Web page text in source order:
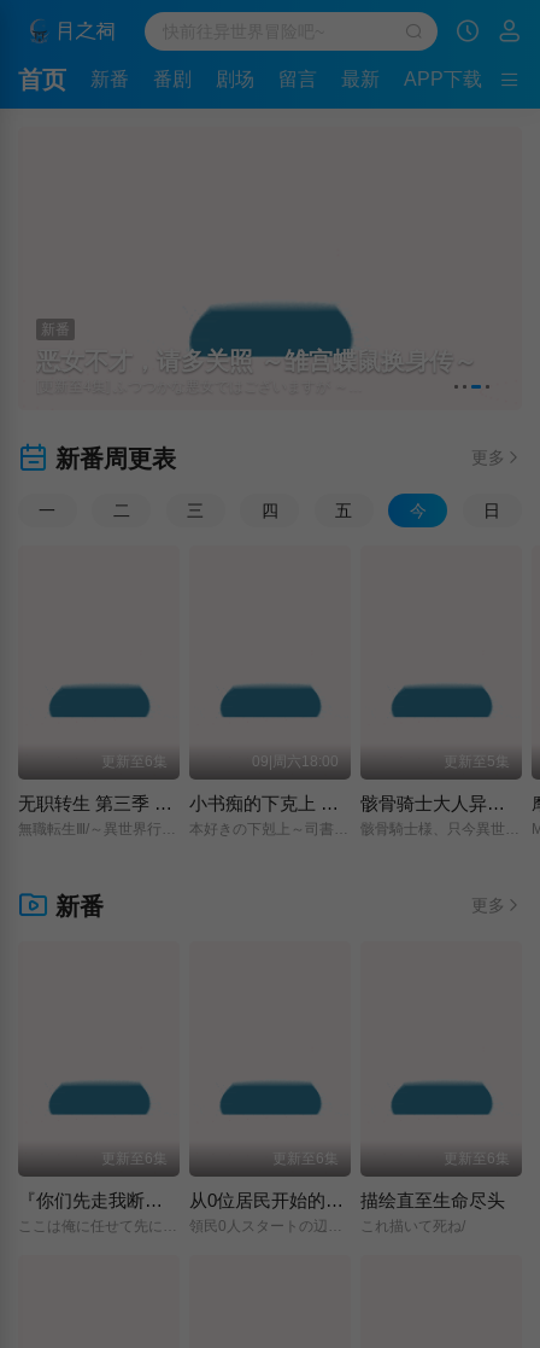
首页 新番 番剧 剧场 留言 最新 APP下载
新番
恶女不才，请多关照 ～雏宫蝶鼠换身传～
新番周更表 更多
一 二 三 四 五 今 日
更新至6集
无职转生 第三季 ～到了异世界就拿出真本事～
無職転生Ⅲ/～異世界行ったら本気だす～/
09|周六18:00
小书痴的下克上 〜为了成为图书管理员而不择手段〜 领主的养女
本好きの下剋上～司書になるためには手段を選んでいられません～/領主の養女/
更新至5集
骸骨骑士大人异世界冒险中 第二季
骸骨騎士様、只今異世界へお出掛け中Ⅱ/
新番 更多
更新至6集
『你们先走我断后』，于是10年后我成为了传说
更新至6集
从0位居民开始的边境领主大人
更新至6集
描绘直至生命尽头
これ描いて死ね/